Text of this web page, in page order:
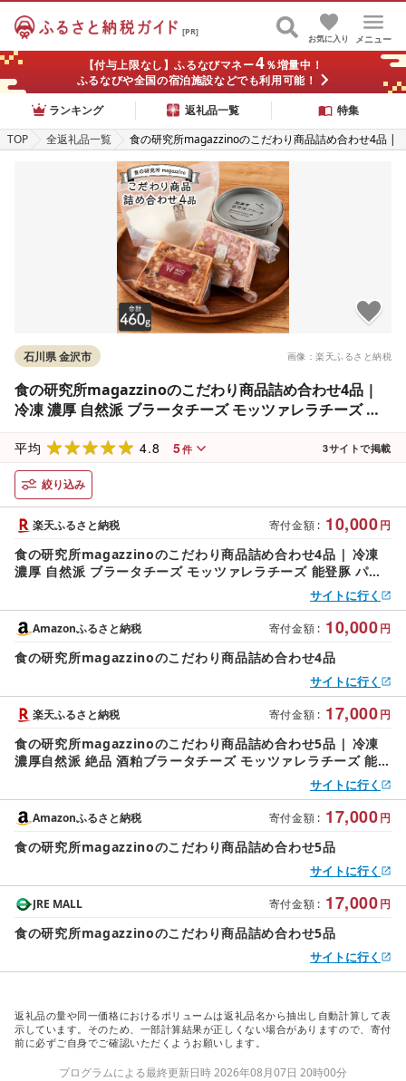
[PR]
メニュー
お気に入り
【付与上限なし】ふるなびマネー4％増量中！
ふるなびや全国の宿泊施設などでも利用可能！
ランキング
返礼品一覧
特集
TOP
全返礼品一覧
食の研究所magazzinoのこだわり商品詰め合わせ4品 |
冷凍 濃厚 自然派 ブラータチーズ モッツァレラチーズ
能登豚 パテドカンパーニュ パテドジャパン 酒のあて
人気 おすすめ 送料無料
画像：楽天ふるさと納税
石川県 金沢市
食の研究所magazzinoのこだわり商品詰め合わせ4品 |
冷凍 濃厚 自然派 ブラータチーズ モッツァレラチーズ 能
おすすめ 送料無料
平均 4.8 5件 3サイトで掲載
絞り込み
寄付金額 : 10,000円
楽天ふるさと納税
食の研究所magazzinoのこだわり商品詰め合わせ4品 | 冷凍
濃厚 自然派 ブラータチーズ モッツァレラチーズ 能登豚 パテ
ドカンパーニュ パテドジャパン 酒のあて 人気 おすすめ 送料
無料
サイトに行く
寄付金額 : 10,000円
Amazonふるさと納税
食の研究所magazzinoのこだわり商品詰め合わせ4品
サイトに行く
寄付金額 : 17,000円
楽天ふるさと納税
食の研究所magazzinoのこだわり商品詰め合わせ5品 | 冷凍
濃厚自然派 絶品 酒粕ブラータチーズ モッツァレラチーズ 能登
豚 パテドカンパーニュ パテドジャパン 酒のあて 食べ比べ 人
気 おすすめ 送料無料
サイトに行く
寄付金額 : 17,000円
Amazonふるさと納税
食の研究所magazzinoのこだわり商品詰め合わせ5品
サイトに行く
寄付金額 : 17,000円
JRE MALL
食の研究所magazzinoのこだわり商品詰め合わせ5品
サイトに行く
返礼品の量や同一価格におけるボリュームは返礼品名から抽出し自動計算して表
示しています。そのため、一部計算結果が正しくない場合がありますので、寄付
前に必ずご自身でご確認いただくようお願いします。
プログラムによる最終更新日時 2026年08月07日 20時00分